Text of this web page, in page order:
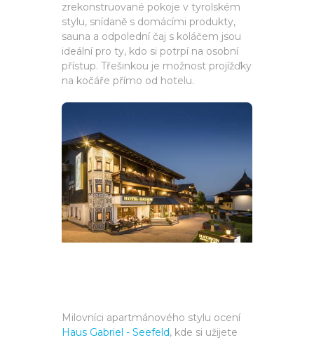
zrekonstruované pokoje v tyrolském
stylu, snídaně s domácími produkty,
sauna a odpolední čaj s koláčem jsou
ideální pro ty, kdo si potrpí na osobní
přístup. Třešinkou je možnost projížďky
na kočáře přímo od hotelu.
Milovníci apartmánového stylu ocení
Haus Gabriel - Seefeld, kde si užijete